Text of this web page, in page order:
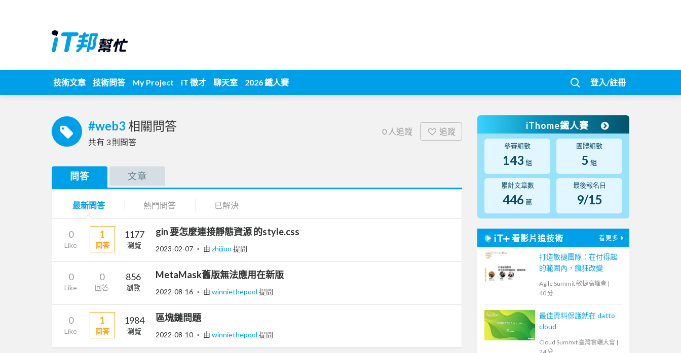
技術文章 技術問答 My Project iT 徵才 聊天室 2026 鐵人賽 登入/註冊
#web3 相關問答
共有 3 則問答
0 人追蹤 追蹤
問答 文章
最新問答 熱門問答 已解決
0
Like
1
回答
1177
瀏覽
gin 要怎麼連接靜態資源 的style.css
2023-02-07 ‧ 由 zhijiun 提問
0
Like
0
回答
856
瀏覽
MetaMask舊版無法應用在新版
2022-08-16 ‧ 由 winniethepool 提問
0
Like
1
回答
1984
瀏覽
區塊鏈問題
2022-08-10 ‧ 由 winniethepool 提問
iThome鐵人賽
參賽組數
143 組
團體組數
5 組
累計文章數
446 篇
最後報名日
9/15
看影片追技術 看更多
打造敏捷團隊：在付得起
的範圍內，瘋狂改變
Agile Summit 敏捷高峰會 |
40 分
最佳資料保護就在 datto
cloud
Cloud Summit 臺灣雲端大會 |